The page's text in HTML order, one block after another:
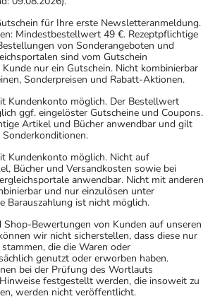
für Ihre erste Newsletteranmeldung.
Mindestbestellwert 49 €. Rezeptpflichtige
von Sonderangeboten und
sind vom Gutschein
nur ein Gutschein. Nicht kombinierbar
Sonderpreisen und Rabatt-Aktionen.
Kundenkonto möglich. Der Bestellwert
ggf. eingelöster Gutscheine und Coupons.
Artikel und Bücher anwendbar und gilt
Kundenkonto möglich. Nicht auf
Bücher und Versandkosten sowie bei
anwendbar. Nicht mit anderen
und nur einzulösen unter
Barauszahlung ist nicht möglich.
Bewertungen von Kunden auf unseren
wir nicht sicherstellen, dass diese nur
die die Waren oder
genutzt oder erworben haben.
bei der Prüfung des Wortlauts
festgestellt werden, die insoweit zu
werden nicht veröffentlicht.